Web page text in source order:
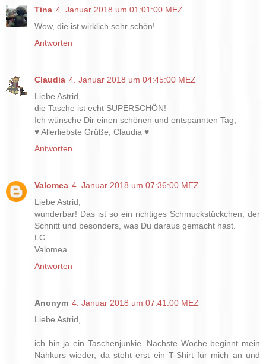
Tina 4. Januar 2018 um 01:01:00 MEZ
Wow, die ist wirklich sehr schön!
Antworten
Claudia 4. Januar 2018 um 04:45:00 MEZ
Liebe Astrid,
die Tasche ist echt SUPERSCHÖN!
Ich wünsche Dir einen schönen und entspannten Tag,
♥ Allerliebste Grüße, Claudia ♥
Antworten
Valomea 4. Januar 2018 um 07:36:00 MEZ
Liebe Astrid,
wunderbar! Das ist so ein richtiges Schmuckstückchen, der
Schnitt und besonders, was Du daraus gemacht hast.
LG
Valomea
Antworten
Anonym 4. Januar 2018 um 07:41:00 MEZ
Liebe Astrid,
ich bin ja ein Taschenjunkie. Nächste Woche beginnt mein
Nähkurs wieder, da steht erst ein T-Shirt für mich an und